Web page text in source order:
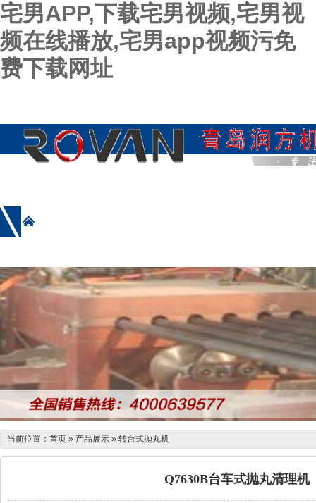
宅男APP,下载宅男视频,宅男视
频在线播放,宅男app视频污免
费下载网址
当前位置： 首页 » 产品展示 » 转台式抛丸机
Q7630B台车式抛丸清理机